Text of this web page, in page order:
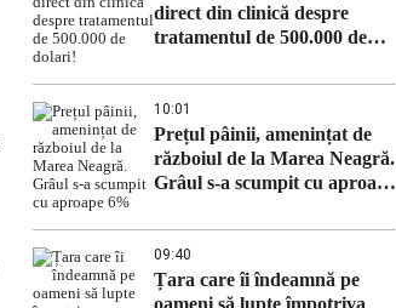
direct din clinică despre
tratamentul de 500.000 de
10:01
Prețul pâinii, amenințat de
războiul de la Marea Neagră.
Grâul s-a scumpit cu aproape
09:40
Țara care îi îndeamnă pe
oameni să lupte împotriva